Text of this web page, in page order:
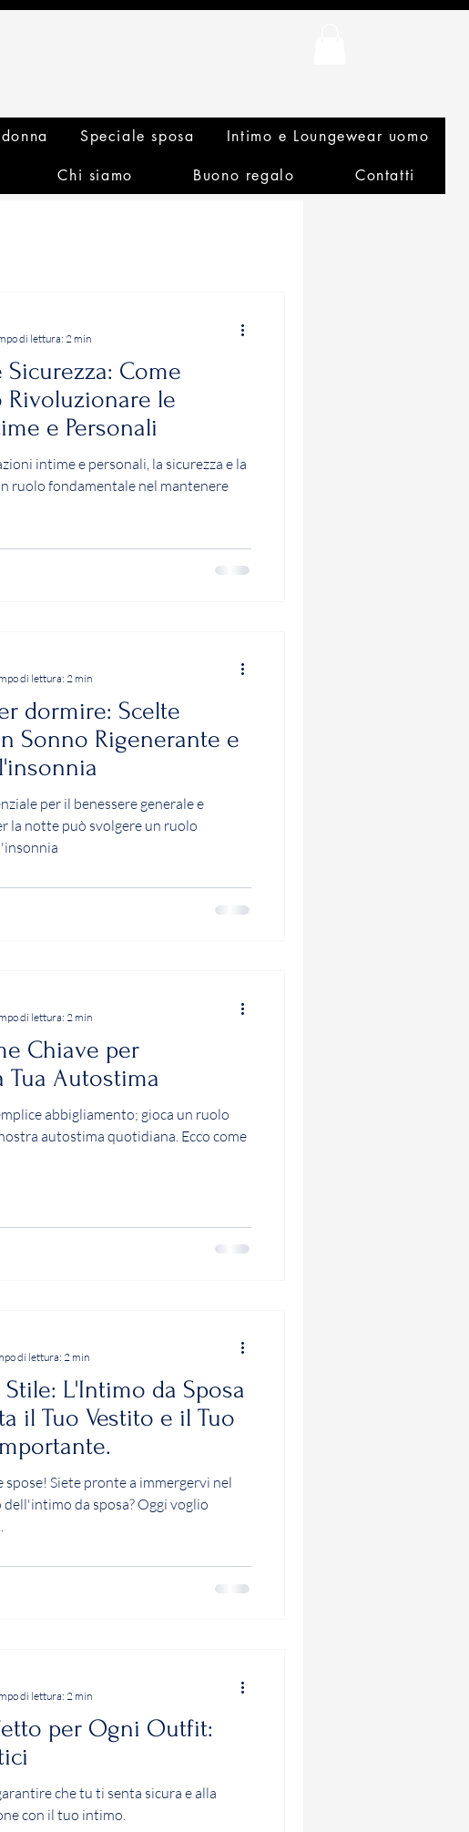
Speciale sposa Intimo e Loungewear uomo
Chi siamo Buono regalo Contatti
Come
Rivoluzionare le
e Personali
intime e personali, la sicurezza e la
ruolo fondamentale nel mantenere
di lettura: 2 min
dormire: Scelte
Sonno Rigenerante e
per il benessere generale e
la notte può svolgere un ruolo
di lettura: 2 min
Chiave per
Tua Autostima
abbigliamento; gioca un ruolo
autostima quotidiana. Ecco come
di lettura: 2 min
L'Intimo da Sposa
il Tuo Vestito e il Tuo
Siete pronte a immergervi nel
da sposa? Oggi voglio
di lettura: 2 min
per Ogni Outfit:
che tu ti senta sicura e alla
con il tuo intimo.
di lettura: 2 min